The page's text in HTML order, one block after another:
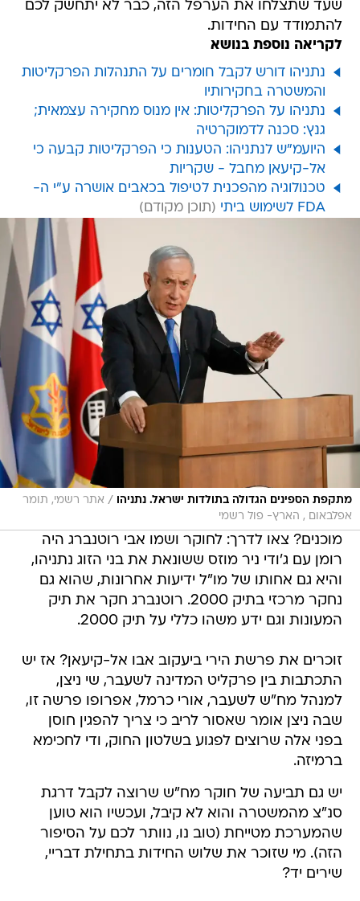
שעד שתצלחו את הערפל הזה, כבר לא יתחשק לכם
להתמודד עם החידות.
לקריאה נוספת בנושא
נתניהו דורש לקבל חומרים על התנהלות הפרקליטות
והמשטרה בחקירותיו
נתניהו על הפרקליטות: אין מנוס מחקירה עצמאית;
גנץ: סכנה לדמוקרטיה
היועמ"ש לנתניהו: הטענות כי הפרקליטות קבעה כי
אל-קיעאן מחבל - שקריות
טכנולוגיה מהפכנית לטיפול בכאבים אושרה ע"י ה-
FDA לשימוש ביתי
מתקפת הספינים הגדולה בתולדות ישראל. נתניהו / אתר רשמי, תומר
אפלבאום , הארץ- פול רשמי
מוכנים? צאו לדרך: לחוקר ושמו אבי רוטנברג היה
רומן עם ג'ודי ניר מוזס ששונאת את בני הזוג נתניהו,
והיא גם אחותו של מו"ל ידיעות אחרונות, שהוא גם
נחקר מרכזי בתיק 2000. רוטנברג חקר את תיק
המעונות וגם ידע משהו כללי על תיק 2000.
זוכרים את פרשת הירי ביעקוב אבו אל-קיעאן? אז יש
התכתבות בין פרקליט המדינה לשעבר, שי ניצן,
למנהל מח"ש לשעבר, אורי כרמל, אפרופו פרשה זו,
שבה ניצן אומר שאסור לריב כי צריך להפגין חוסן
בפני אלה שרוצים לפגוע בשלטון החוק, ודי לחכימא
ברמיזה.
יש גם תביעה של חוקר מח"ש שרוצה לקבל דרגת
סנ"צ מהמשטרה והוא לא קיבל, ועכשיו הוא טוען
שהמערכת מטייחת (טוב נו, נוותר לכם על הסיפור
הזה). מי שזוכר את שלוש החידות בתחילת דבריי,
שירים יד?